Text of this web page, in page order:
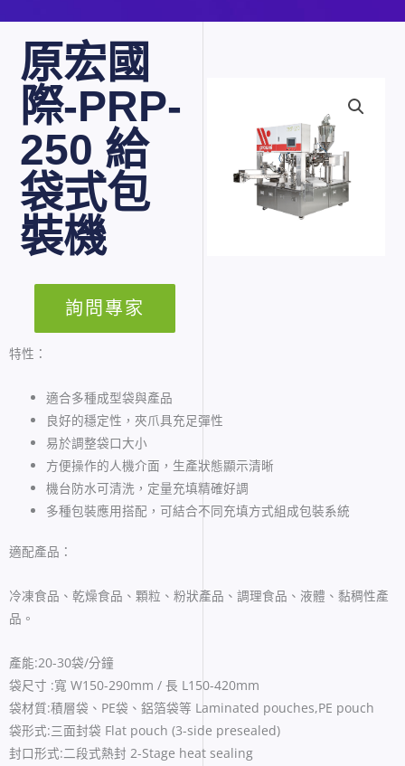
原宏國
際-PRP-
250 給
袋式包
裝機
詢問專家
特性：
適合多種成型袋與產品
良好的穩定性，夾爪具充足彈性
易於調整袋口大小
方便操作的人機介面，生產狀態顯示清晰
機台防水可清洗，定量充填精確好調
多種包裝應用搭配，可結合不同充填方式組成包裝系統
適配產品：
冷凍食品、乾燥食品、顆粒、粉狀產品、調理食品、液體、黏稠性產
品。
產能:20-30袋/分鐘
袋尺寸 :寬 W150-290mm / 長 L150-420mm
袋材質:積層袋、PE袋、鋁箔袋等 Laminated pouches,PE pouch
袋形式:三面封袋 Flat pouch (3-side presealed)
封口形式:二段式熱封 2-Stage heat sealing